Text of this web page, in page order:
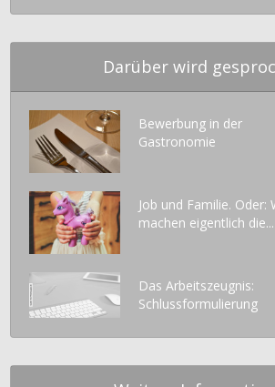
Darüber wird
Bewerbung in der
Gastronomie
Job und Familie. Oder:
machen eigentlich die...
Das Arbeitszeugnis:
Schlussformulierung